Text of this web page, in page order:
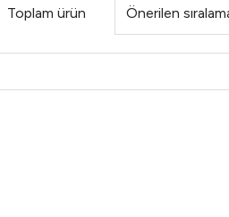
Toplam ürün